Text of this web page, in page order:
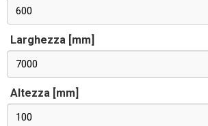
600
Larghezza [mm]
7000
Altezza [mm]
100